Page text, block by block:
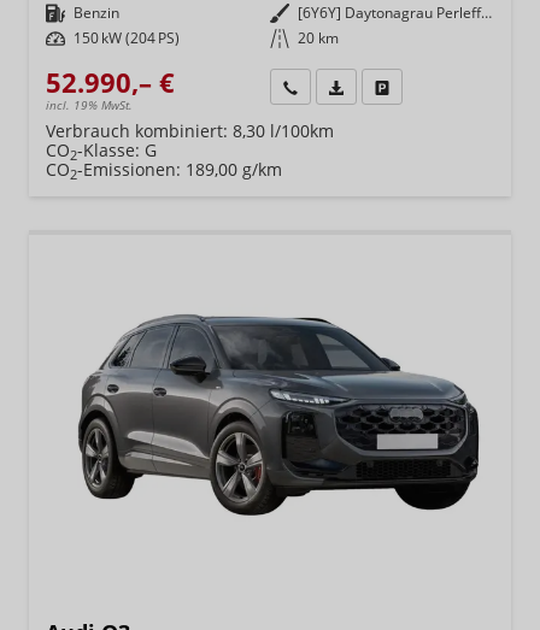
Kraftstoff Benzin Außenfarbe
[6Y6Y] Daytonagrau Perleffekt
Leistung 150 kW (204 PS) Kilometerstand 20 km
52.990,– €
incl. 19% MwSt.
Wir rufen Sie anFahrzeugexposé (PDF)
Verbrauch kombiniert: 8,30 l/100km
CO2-Klasse: G
CO2-Emissionen: 189,00 g/km